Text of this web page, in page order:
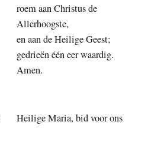
roem aan Christus de
Allerhoogste,
en aan de Heilige Geest;
gedrieën één eer waardig.
Amen.
Heilige Maria, bid voor ons